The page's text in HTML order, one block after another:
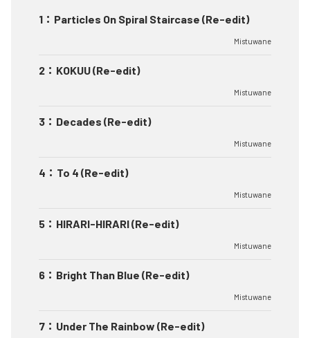
1 ： Particles On Spiral Staircase (Re-edit)
Mistuwane
2 ： KOKUU (Re-edit)
Mistuwane
3 ： Decades (Re-edit)
Mistuwane
4 ： To 4 (Re-edit)
Mistuwane
5 ： HIRARI-HIRARI (Re-edit)
Mistuwane
6 ： Bright Than Blue (Re-edit)
Mistuwane
7 ： Under The Rainbow (Re-edit)